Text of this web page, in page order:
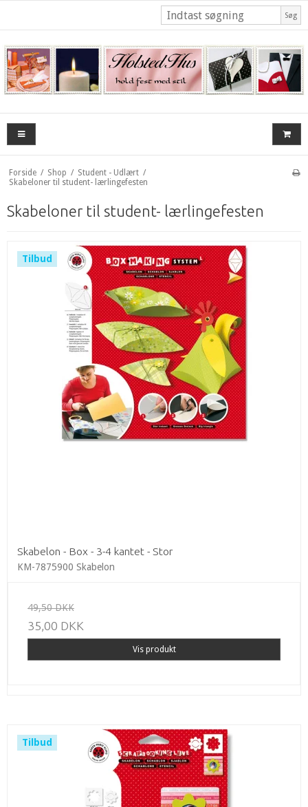
Søg
Forside / Shop / Student - Udlært /
Skabeloner til student- lærlingefesten
Skabeloner til student- lærlingefesten
Tilbud
Skabelon - Box - 3-4 kantet - Stor
KM-7875900 Skabelon
49,50 DKK
35,00 DKK
Vis produkt
Tilbud